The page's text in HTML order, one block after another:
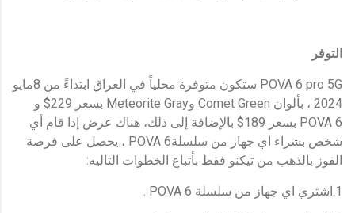
التوفر
POVA 6 pro 5G ستكون متوفرة محلياً في العراق ابتداءً من 8مايو
2024 ، بألوان Comet Green وMeteorite Gray بسعر 229$ و
POVA 6 بسعر 189$ بالإضافة إلى ذلك، هناك عرض إذا قام أي
شخص بشراء اي جهاز من سلسلةPOVA 6 ، يحصل على فرصة
الفوز بالذهب من تيكنو فقط بأتباع الخطوات التاليه:
1.اشتري اي جهاز من سلسلة POVA 6 .